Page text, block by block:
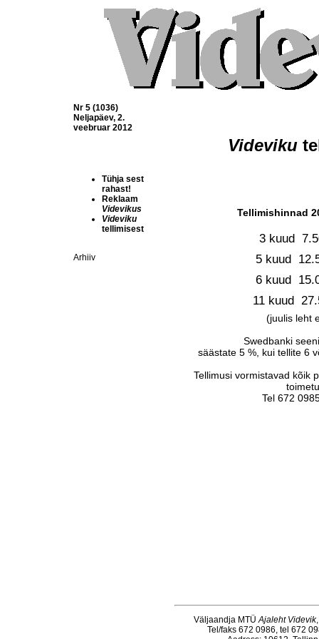
Nr 5 (1036)
Neljapäev, 2.
veebruar 2012
Tühja sest
rahast!
Reklaam
Videvikus
Videviku
tellimisest
Arhiiv
Videviku
Tellimishinnad
3 kuud 
5 kuud 
6 kuud 
11 kuud 
(juulis leht
Swedbanki
säästate 5 %, kui tellite 6
Tellimusi vormistavad kõik
Tel 672
Väljaandja MTÜAjaleht Videvik
Tel/faks 672 0986, tel 672